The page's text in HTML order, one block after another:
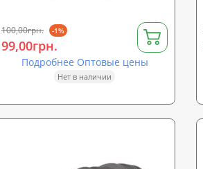
100,00грн. -1%
99,00грн.
Подробнее Оптовые цены
Нет в наличии